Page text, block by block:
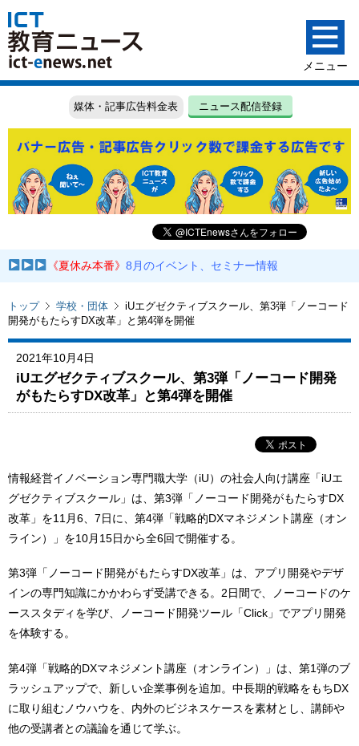
媒体・記事広告料金表 ニュース配信登録
《夏休み本番》8月のイベント、セミナー情報
トップ 学校・団体
iUエグゼクティブスクール、第3弾「ノーコード
開発がもたらすDX改革」と第4弾を開催
2021年10月4日
iUエグゼクティブスクール、第3弾「ノーコード開発
がもたらすDX改革」と第4弾を開催
情報経営イノベーション専門職大学（iU）の社会人向け講座「iUエ
グゼクティブスクール」は、第3弾「ノーコード開発がもたらすDX
改革」を11月6、7日に、第4弾「戦略的DXマネジメント講座（オン
ライン）」を10月15日から全6回で開催する。
第3弾「ノーコード開発がもたらすDX改革」は、アプリ開発やデザ
インの専門知識にかかわらず受講できる。2日間で、ノーコードのケ
ーススタディを学び、ノーコード開発ツール「Click」でアプリ開発
を体験する。
第4弾「戦略的DXマネジメント講座（オンライン）」は、第1弾のブ
ラッシュアップで、新しい企業事例を追加。中長期的戦略をもちDX
に取り組むノウハウを、内外のビジネスケースを素材とし、講師や
他の受講者との議論を通じて学ぶ。